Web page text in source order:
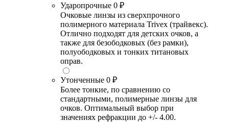
Ударопрочные 0 ₽
Очковые линзы из сверхпрочного
полимерного материала Trivex (трайвекс).
Отлично подходят для детских очков, а
также для безободковых (без рамки),
полуободковых и тонких титановых
оправ.
Утонченные 0 ₽
Более тонкие, по сравнению со
стандартными, полимерные линзы для
очков. Оптимальный выбор при
значениях рефракции до +/- 4.00.